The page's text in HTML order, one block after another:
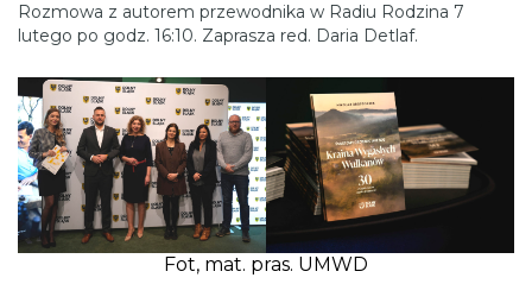
Rozmowa z autorem przewodnika w Radiu Rodzina 7
lutego po godz. 16:10. Zaprasza red. Daria Detlaf.
Fot, mat. pras. UMWD